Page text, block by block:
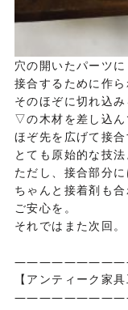
穴の開いたパーツに
接合するために作ら
そのほぞに切れ込み
▽の木材を差し込ん
ほぞ先を広げて接
とても原始的な技法
ただし、接合部分に
ちゃんと接着剤も
ご安心を。
それではまた次回。
【アンティーク家